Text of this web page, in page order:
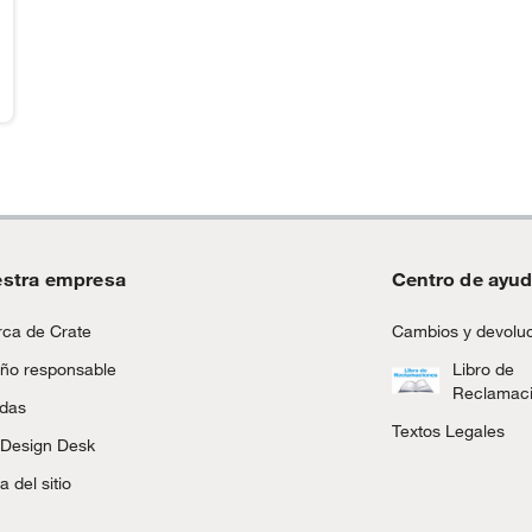
empresa
de Crate
responsable
Desk
del sitio
Centro de
Cambios y
Libro de
Textos Legales